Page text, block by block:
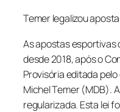
Temer legalizou
As apostas esportivas
desde 2018, após o
Provisória editada
Michel Temer (MDB).
regularizada. Esta lei